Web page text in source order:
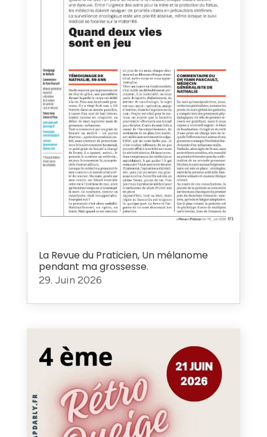
La Revue du Praticien, Un mélanome
pendant ma grossesse.
29. Juin 2026